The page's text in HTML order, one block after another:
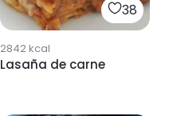
38
2842kcal
Lasaña de carne